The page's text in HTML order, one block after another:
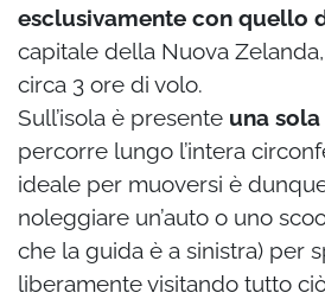
esclusivamente con quello
capitale della Nuova
circa 3 ore di volo.
Sull’isola è presente una
percorre lungo l’intera
ideale per muoversi è
noleggiare un’auto o uno
che la guida è a sinistra) per
liberamente visitando tutto